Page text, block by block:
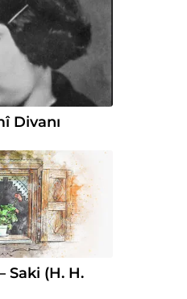
Divanı
Saki (H. H.